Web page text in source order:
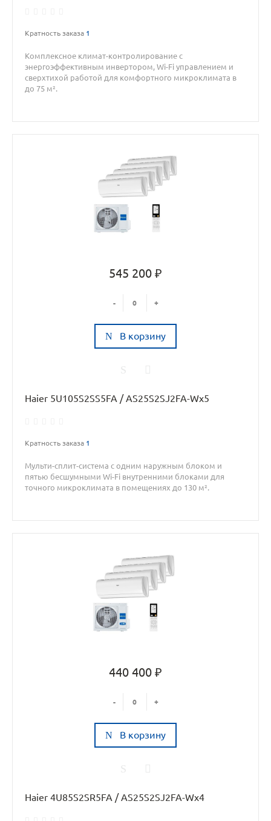
Кратность заказа 1
Комплексное климат-контролирование с
энергоэффективным инвертором, Wi-Fi управлением и
сверхтихой работой для комфортного микроклимата в
до 75 м².
545 200 ₽
- +
В корзину
Haier 5U105S2SS5FA / AS25S2SJ2FA-Wx5
Кратность заказа 1
Мульти-сплит-система с одним наружным блоком и
пятью бесшумными Wi-Fi внутренними блоками для
точного микроклимата в помещениях до 130 м².
440 400 ₽
- +
В корзину
Haier 4U85S2SR5FA / AS25S2SJ2FA-Wx4